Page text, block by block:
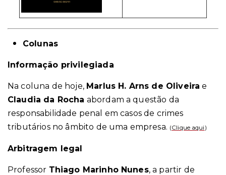
Colunas
Informação privilegiada
Na coluna de hoje, Marlus H. Arns de Oliveira e
Claudia da Rocha abordam a questão da
responsabilidade penal em casos de crimes
tributários no âmbito de uma empresa. (Clique aqui )
Arbitragem legal
Professor Thiago Marinho Nunes, a partir de